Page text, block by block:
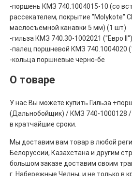
-поршень КМЗ 740.1004015-10 (со
рассекателем, покрытие "Molykote"
маслосъёмной канавки 5 мм) (1 шт)
-гильза КМЗ 740.30-1002021 ("Евро
-палец поршневой КМЗ 740.1004020
-кольца поршневые чёрно-бе
О товаре
У нас Вы можете купить Гильза
(Дальнобойщик) / КМЗ 740-1000128
в кратчайшие сроки.
Мы доставим вам товар в любой
Белоруссии, Казахстана и другим
большом заказе доставим своим
г. Набережные Челны, и не только в